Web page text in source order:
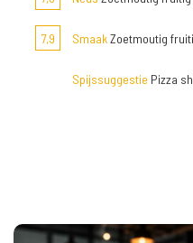
7,9 SmaakZoetmoutig
Spijssuggestie Pizza